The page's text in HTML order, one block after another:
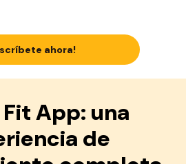
ahora!
App: una
de